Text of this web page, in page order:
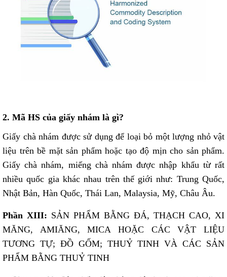
2. Mã HS của giấy nhám là gì?
Giấy chà nhám được sử dụng để loại bỏ một lượng nhỏ vật
liệu trên bề mặt sản phẩm hoặc tạo độ mịn cho sản phẩm.
Giấy chà nhám, miếng chà nhám được nhập khẩu từ rất
nhiều quốc gia khác nhau trên thế giới như: Trung Quốc,
Nhật Bản, Hàn Quốc, Thái Lan, Malaysia, Mỹ, Châu Âu.
Phần XIII: SẢN PHẨM BẰNG ĐÁ, THẠCH CAO, XI
MĂNG, AMIĂNG, MICA HOẶC CÁC VẬT LIỆU
TƯƠNG TỰ; ĐỒ GỐM; THUỶ TINH VÀ CÁC SẢN
PHẨM BẰNG THUỶ TINH